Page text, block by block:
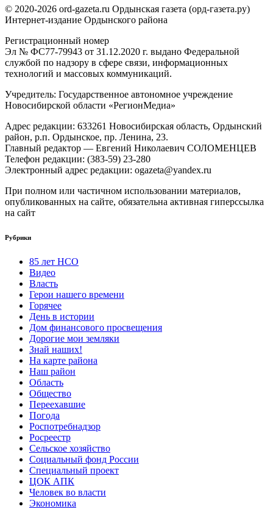
© 2020-2026 ord-gazeta.ru Ордынская газета (орд-газета.ру)
Интернет-издание Ордынского района
Регистрационный номер
Эл № ФС77-79943 от 31.12.2020 г. выдано Федеральной
службой по надзору в сфере связи, информационных
технологий и массовых коммуникаций.
Учредитель: Государственное автономное учреждение
Новосибирской области «РегионМедиа»
Адрес редакции: 633261 Новосибирская область, Ордынский
район, р.п. Ордынское, пр. Ленина, 23.
Главный редактор — Евгений Николаевич СОЛОМЕНЦЕВ
Телефон редакции: (383-59) 23-280
Электронный адрес редакции: ogazeta@yandex.ru
При полном или частичном использовании материалов,
опубликованных на сайте, обязательна активная гиперссылка
на сайт
Рубрики
85 лет НСО
Видео
Власть
Герои нашего времени
Горячее
День в истории
Дом финансового просвещения
Дорогие мои земляки
Знай наших!
На карте района
Наш район
Область
Общество
Переехавшие
Погода
Роспотребнадзор
Росреестр
Сельское хозяйство
Социальный фонд России
Специальный проект
ЦОК АПК
Человек во власти
Экономика